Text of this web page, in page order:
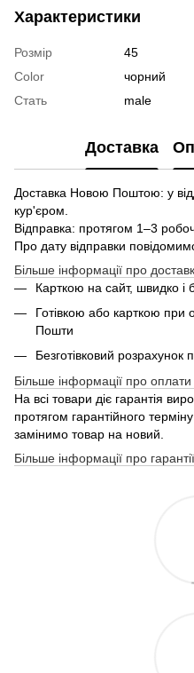
Характеристики
Розмір
45
Color
чорний
Стать
male
Доставка
Доставка Новою Поштою: у
кур'єром.
Відправка: протягом 1–3
Про дату відправки
Більше інформації про
Карткою на сайт, швидко і
Готівкою або карткою
Пошти
Безготівковий розрахунок
Більше інформації про оплати
На всі товари діє гарантія
протягом гарантійного
замінимо товар на новий.
Більше інформації про гарантії